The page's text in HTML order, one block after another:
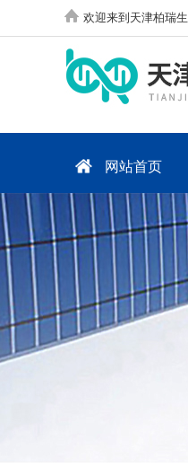
欢迎来到天津柏瑞
网站首页